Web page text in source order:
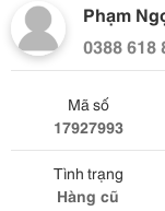
Phạm
0388 618
Mã số
17927993
Tình trạng
Hàng cũ